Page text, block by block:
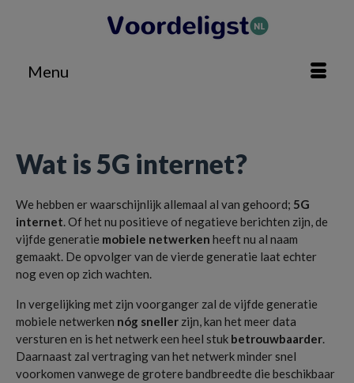
Menu
Wat is 5G internet?
We hebben er waarschijnlijk allemaal al van gehoord; 5G
internet. Of het nu positieve of negatieve berichten zijn, de
vijfde generatie mobiele netwerken heeft nu al naam
gemaakt. De opvolger van de vierde generatie laat echter
nog even op zich wachten.
In vergelijking met zijn voorganger zal de vijfde generatie
mobiele netwerken nóg sneller zijn, kan het meer data
versturen en is het netwerk een heel stuk betrouwbaarder.
Daarnaast zal vertraging van het netwerk minder snel
voorkomen vanwege de grotere bandbreedte die beschikbaar